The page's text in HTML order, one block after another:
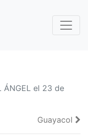
ÁNGEL el 23 de
Guayacol